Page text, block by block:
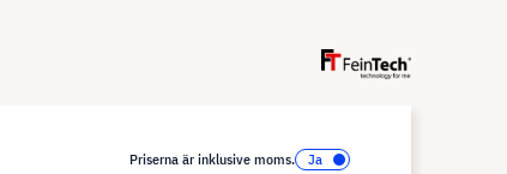
Priserna är inklusive moms.